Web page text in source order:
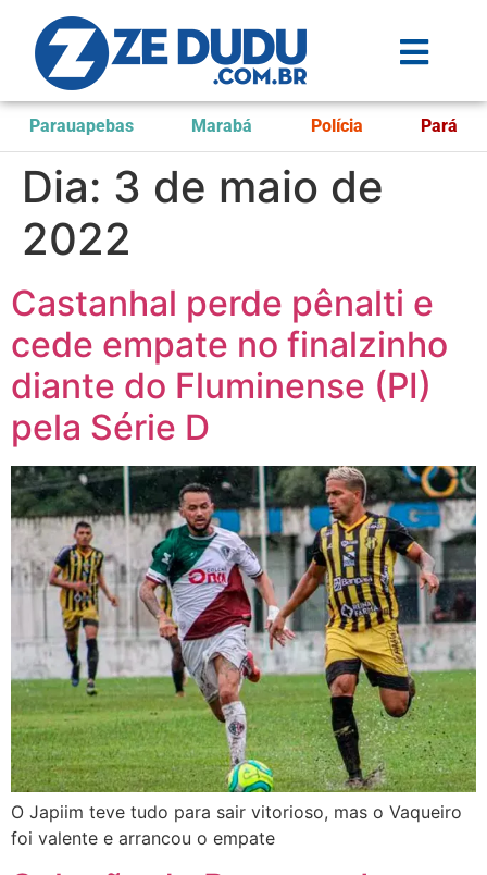
Parauapebas Marabá Polícia Pará
Dia: 3 de maio de
2022
Castanhal perde pênalti e
cede empate no finalzinho
diante do Fluminense (PI)
pela Série D
O Japiim teve tudo para sair vitorioso, mas o Vaqueiro
foi valente e arrancou o empate